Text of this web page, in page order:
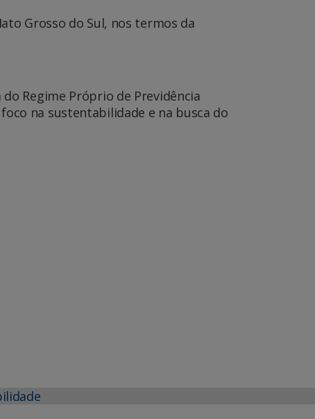
Grosso do Sul, nos termos da
Regime Próprio de Previdência
na sustentabilidade e na busca do